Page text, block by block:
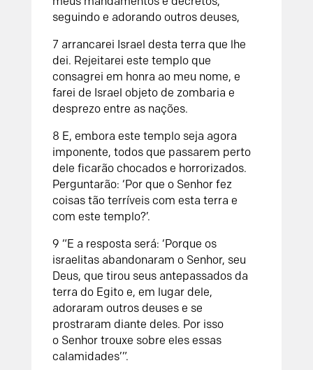
seguindo e adorando outros deuses,
7 arrancarei Israel desta terra que lhe
dei. Rejeitarei este templo que
consagrei em honra ao meu nome, e
farei de Israel objeto de zombaria e
desprezo entre as nações.
8 E, embora este templo seja agora
imponente, todos que passarem perto
dele ficarão chocados e horrorizados.
Perguntarão: ‘Por que o Senhorfez
coisas tão terríveis com esta terra e
com este templo?’.
9 “E a resposta será: ‘Porque os
israelitas abandonaram o Senhor, seu
Deus, que tirou seus antepassados da
terra do Egito e, em lugar dele,
adoraram outros deuses e se
prostraram diante deles. Por isso
o Senhortrouxe sobre eles essas
calamidades’”.